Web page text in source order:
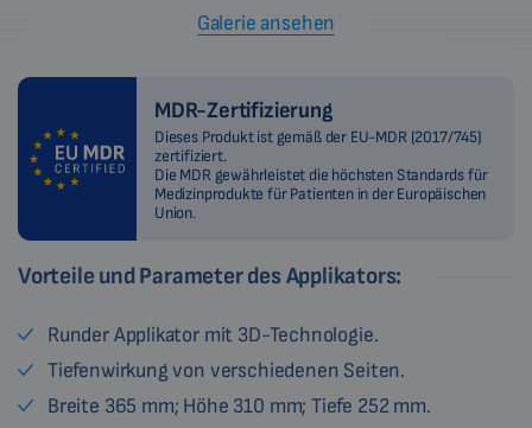
Galerie ansehen
MDR-Zertifizierung
Dieses Produkt ist gemäß der EU-MDR (2017/745)
zertifiziert.
Die MDR gewährleistet die höchsten Standards für
Medizinprodukte für Patienten in der Europäischen
Union.
Vorteile und Parameter des Applikators:
Runder Applikator mit 3D-Technologie.
Tiefenwirkung von verschiedenen Seiten.
Breite 365 mm; Höhe 310 mm; Tiefe 252 mm.